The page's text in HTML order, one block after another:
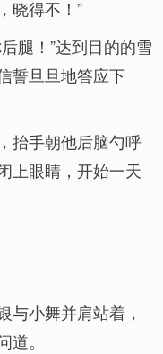
晓得不！”
腿！”达到目的的雪
誓旦旦地答应下
抬手朝他后脑勺呼
上眼睛，开始一天
与小舞并肩站着，
。